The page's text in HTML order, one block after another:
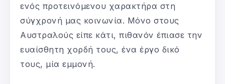
ενός προτεινόμενου χαρακτήρα στη
σύγχρονή μας κοινωνία. Μόνο στους
Αυστραλούς είπε κάτι, πιθανόν έπιασε την
ευαίσθητη χορδή τους, ένα έργο δικό
τους, μία εμμονή.